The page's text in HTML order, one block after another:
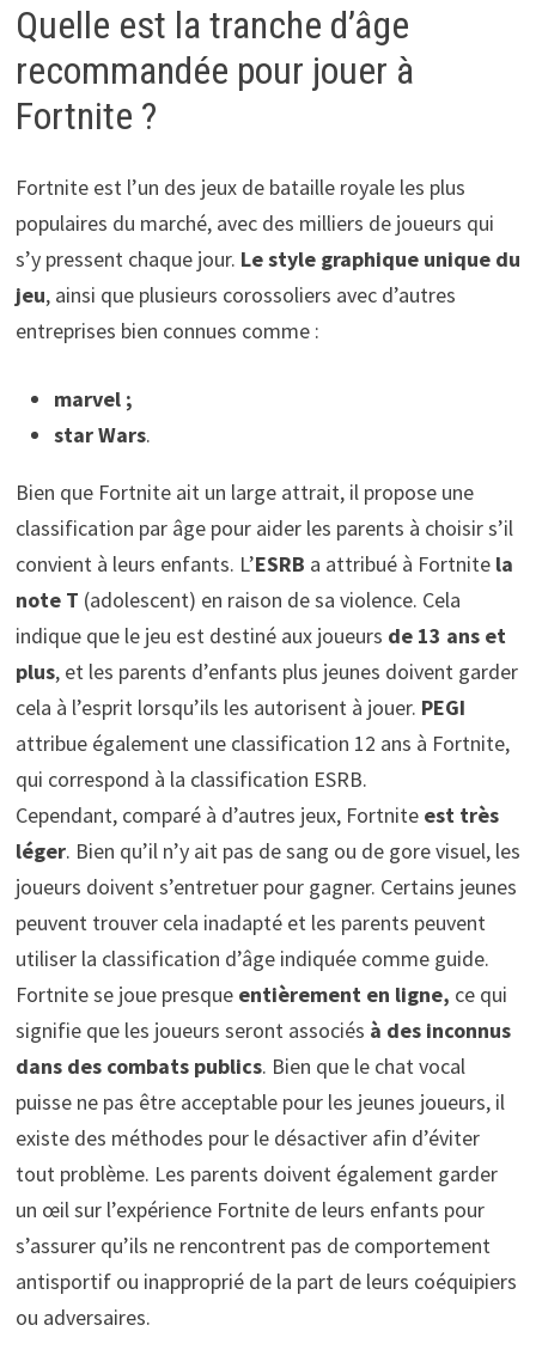
Quelle est la tranche d’âge
recommandée pour jouer à
Fortnite ?
Fortnite est l’un des jeux de bataille royale les plus
populaires du marché, avec des milliers de joueurs qui
s’y pressent chaque jour. Le style graphique unique du
jeu, ainsi que plusieurs corossoliers avec d’autres
entreprises bien connues comme :
marvel ;
star Wars.
Bien que Fortnite ait un large attrait, il propose une
classification par âge pour aider les parents à choisir s’il
convient à leurs enfants. L’ESRB a attribué à Fortnite la
note T (adolescent) en raison de sa violence. Cela
indique que le jeu est destiné aux joueurs de 13 ans et
plus, et les parents d’enfants plus jeunes doivent garder
cela à l’esprit lorsqu’ils les autorisent à jouer. PEGI
attribue également une classification 12 ans à Fortnite,
qui correspond à la classification ESRB.
Cependant, comparé à d’autres jeux, Fortnite est très
léger. Bien qu’il n’y ait pas de sang ou de gore visuel, les
joueurs doivent s’entretuer pour gagner. Certains jeunes
peuvent trouver cela inadapté et les parents peuvent
utiliser la classification d’âge indiquée comme guide.
Fortnite se joue presqueentièrement en ligne, ce qui
signifie que les joueurs seront associés à des inconnus
dans des combats publics. Bien que le chat vocal
puisse ne pas être acceptable pour les jeunes joueurs, il
existe des méthodes pour le désactiver afin d’éviter
tout problème. Les parents doivent également garder
un œil sur l’expérience Fortnite de leurs enfants pour
s’assurer qu’ils ne rencontrent pas de comportement
antisportif ou inapproprié de la part de leurs coéquipiers
ou adversaires.